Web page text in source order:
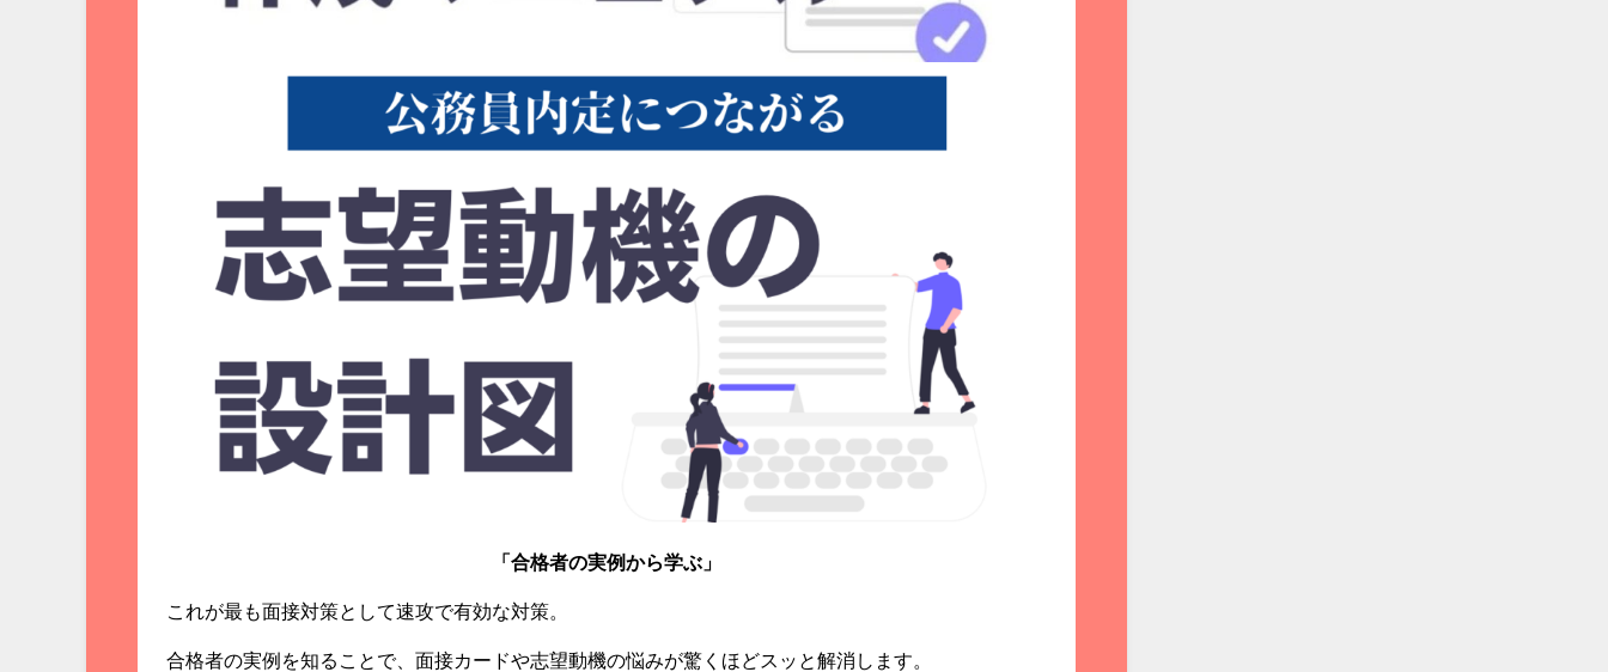
「合格者の実例から学ぶ」
これが最も面接対策として速攻で有効な対策。
合格者の実例を知ることで、面接カードや志望動機の悩みが驚くほどスッと解消します。